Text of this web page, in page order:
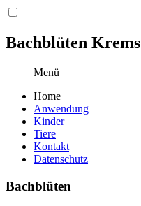
Bachblüten Krems
Menü
Home
Anwendung
Kinder
Tiere
Kontakt
Datenschutz
Bachblüten